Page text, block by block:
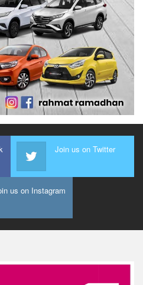
Join us on Twitter
us on Instagram